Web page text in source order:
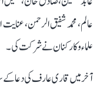
عالم، محمد شفیق الرحمن،
علماء و کارکنان نے شرکت کی۔
آخر میں قاری عارف کی دعا کے